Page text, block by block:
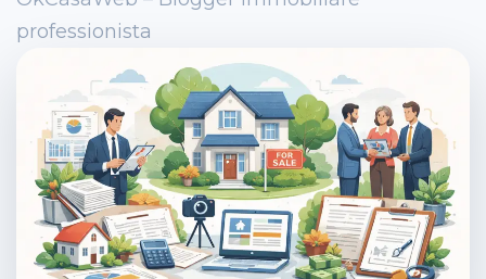
professionista